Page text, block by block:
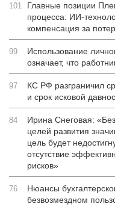
101
Главные позиции
процесса: ИИ-
компенсация за
99
Использование
означает, что
97
КС РФ разграничил
и срок исковой
84
Ирина Снеговая:
целей развития
цель будет
отсутствие
рисков»
76
Нюансы
безвозмездном